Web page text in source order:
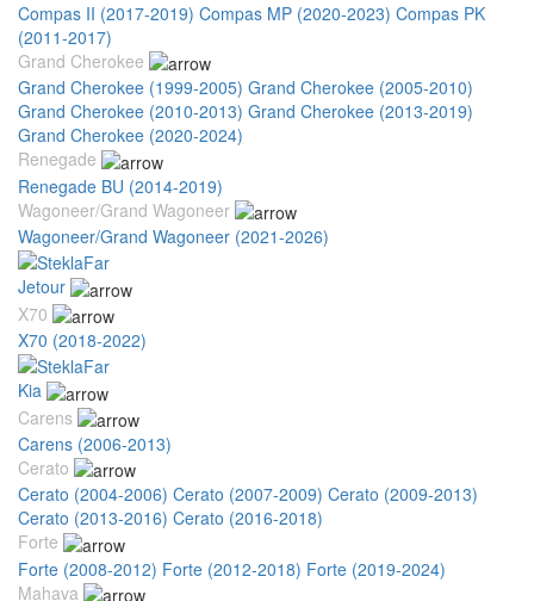
Compas II (2017-2019) Compas MP (2020-2023) Compas PK
(2011-2017)
Grand Cherokee
Grand Cherokee (1999-2005) Grand Cherokee (2005-2010)
Grand Cherokee (2010-2013) Grand Cherokee (2013-2019)
Grand Cherokee (2020-2024)
Renegade
Renegade BU (2014-2019)
Wagoneer/Grand Wagoneer
Wagoneer/Grand Wagoneer (2021-2026)
Jetour
X70
X70 (2018-2022)
Kia
Carens
Carens (2006-2013)
Cerato
Cerato (2004-2006) Cerato (2007-2009) Cerato (2009-2013)
Cerato (2013-2016) Cerato (2016-2018)
Forte
Forte (2008-2012) Forte (2012-2018) Forte (2019-2024)
Mahava